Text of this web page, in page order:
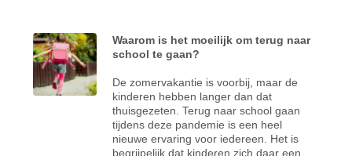
Waarom is het moeilijk om terug naar
school te gaan?
De zomervakantie is voorbij, maar de
kinderen hebben langer dan dat
thuisgezeten. Terug naar school gaan
tijdens deze pandemie is een heel
nieuwe ervaring voor iedereen. Het is
begrijpelijk dat kinderen zich daar een